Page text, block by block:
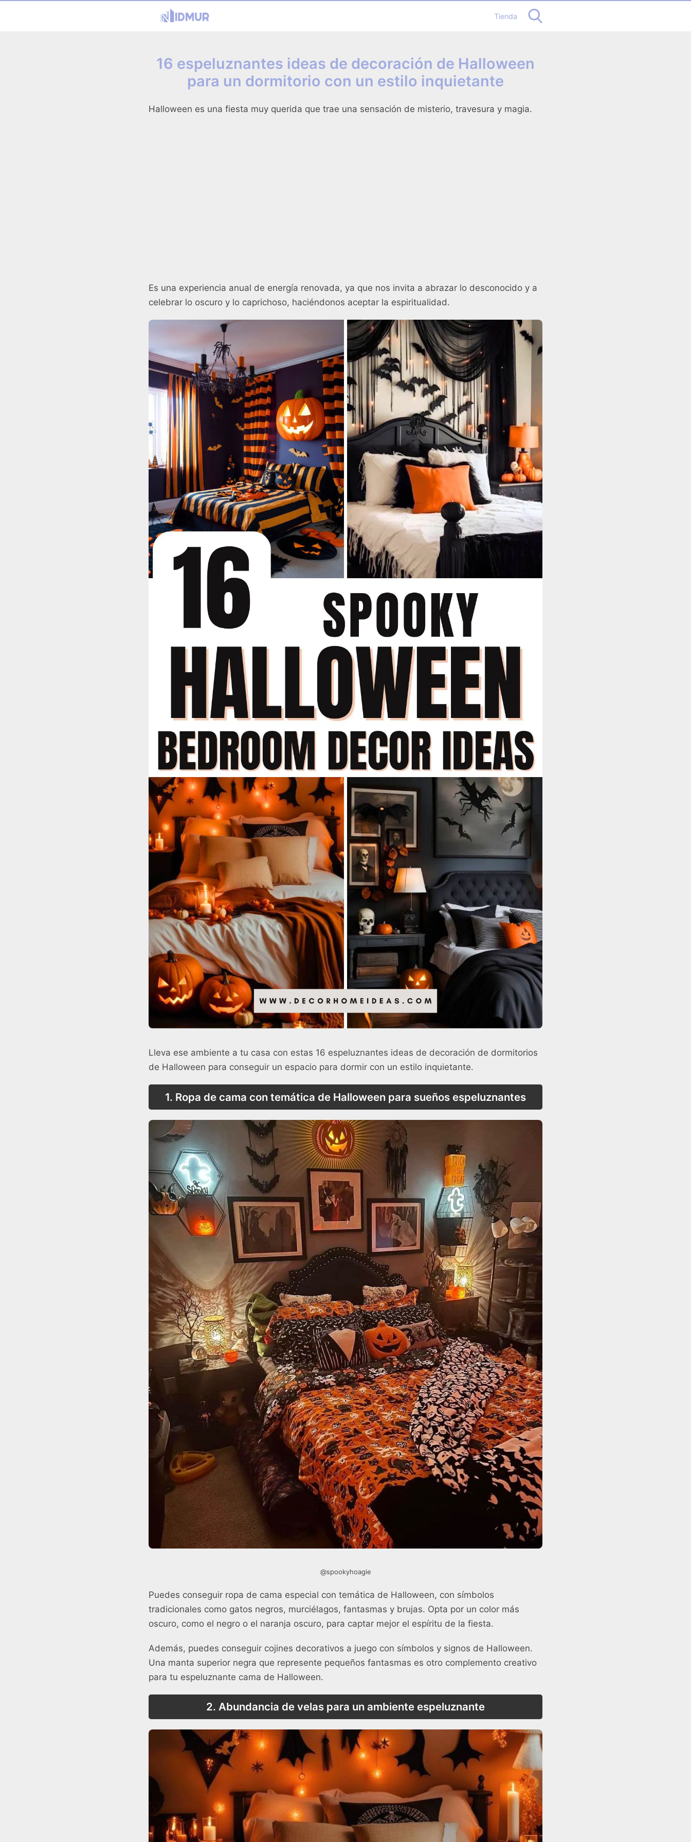
Tienda
16 espeluznantes ideas de decoración de Halloween
para un dormitorio con un estilo inquietante
Halloween es una fiesta muy querida que trae una sensación de misterio, travesura y magia.
Es una experiencia anual de energía renovada, ya que nos invita a abrazar lo desconocido y a
celebrar lo oscuro y lo caprichoso, haciéndonos aceptar la espiritualidad.
Lleva ese ambiente a tu casa con estas 16 espeluznantes ideas de decoración de dormitorios
de Halloween para conseguir un espacio para dormir con un estilo inquietante.
1. Ropa de cama con temática de Halloween para sueños espeluznantes
@spookyhoagie
Puedes conseguir ropa de cama especial con temática de Halloween, con símbolos
tradicionales como gatos negros, murciélagos, fantasmas y brujas. Opta por un color más
oscuro, como el negro o el naranja oscuro, para captar mejor el espíritu de la fiesta.
Además, puedes conseguir cojines decorativos a juego con símbolos y signos de Halloween.
Una manta superior negra que represente pequeños fantasmas es otro complemento creativo
para tu espeluznante cama de Halloween.
2. Abundancia de velas para un ambiente espeluznante